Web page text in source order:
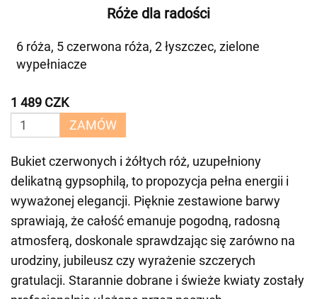
Róże dla radości
6 róża, 5 czerwona róża, 2 łyszczec, zielone
wypełniacze
1 489 CZK
ZAMÓW
Bukiet czerwonych i żółtych róż, uzupełniony
delikatną gypsophilą, to propozycja pełna energii i
wyważonej elegancji. Pięknie zestawione barwy
sprawiają, że całość emanuje pogodną, radosną
atmosferą, doskonale sprawdzając się zarówno na
urodziny, jubileusz czy wyrażenie szczerych
gratulacji. Starannie dobrane i świeże kwiaty zostały